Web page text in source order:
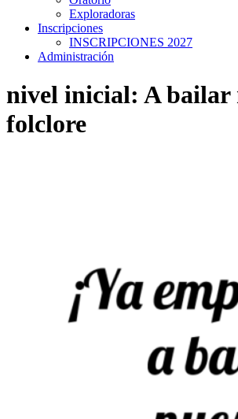
Exploradoras
Inscripciones
INSCRIPCIONES 2027
Administración
nivel inicial: A bailar
folclore